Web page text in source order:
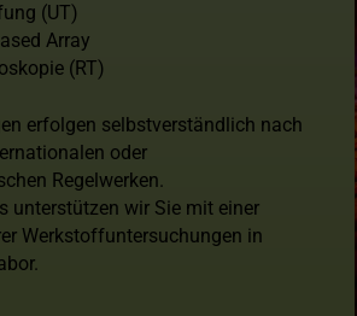
(UT)
Array
(RT)
erfolgen selbstverständlich nach
oder
Regelwerken.
unterstützen wir Sie mit einer
Werkstoffuntersuchungen in